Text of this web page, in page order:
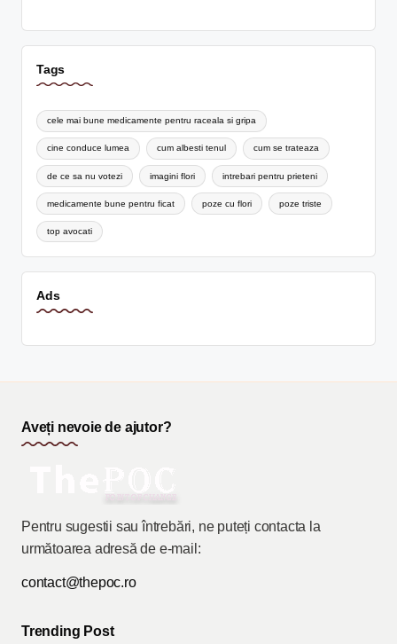
Tags
cele mai bune medicamente pentru raceala si gripa
cine conduce lumea cum albesti tenul cum se trateaza
de ce sa nu votezi imagini flori intrebari pentru prieteni
medicamente bune pentru ficat poze cu flori poze triste
top avocati
Ads
Aveți nevoie de ajutor?
Pentru sugestii sau întrebări, ne puteți contacta la
următoarea adresă de e-mail:
contact@thepoc.ro
Trending Post